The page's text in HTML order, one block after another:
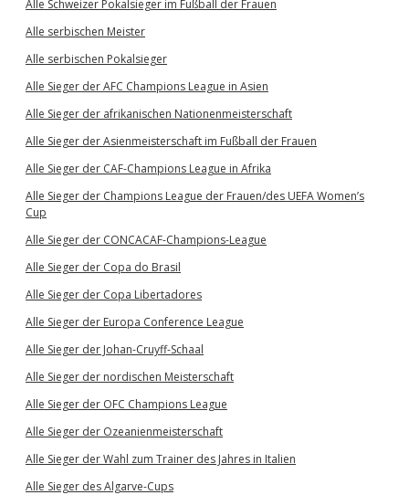
Alle Schweizer Pokalsieger im Fußball der Frauen
Alle serbischen Meister
Alle serbischen Pokalsieger
Alle Sieger der AFC Champions League in Asien
Alle Sieger der afrikanischen Nationenmeisterschaft
Alle Sieger der Asienmeisterschaft im Fußball der Frauen
Alle Sieger der CAF-Champions League in Afrika
Alle Sieger der Champions League der Frauen/des UEFA Women’s
Cup
Alle Sieger der CONCACAF-Champions-League
Alle Sieger der Copa do Brasil
Alle Sieger der Copa Libertadores
Alle Sieger der Europa Conference League
Alle Sieger der Johan-Cruyff-Schaal
Alle Sieger der nordischen Meisterschaft
Alle Sieger der OFC Champions League
Alle Sieger der Ozeanienmeisterschaft
Alle Sieger der Wahl zum Trainer des Jahres in Italien
Alle Sieger des Algarve-Cups